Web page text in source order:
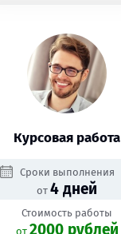
Курсовая работа
Сроки выполнения
от 4 дней
Стоимость работы
oт 2000 рублей